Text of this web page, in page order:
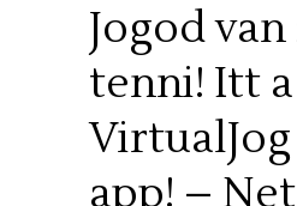
Jogod
tenni! Itt a
app! –